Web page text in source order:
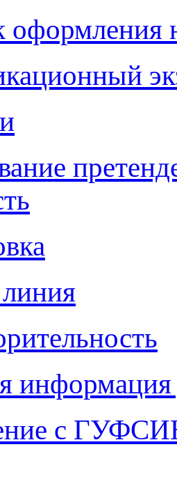
оформления
с